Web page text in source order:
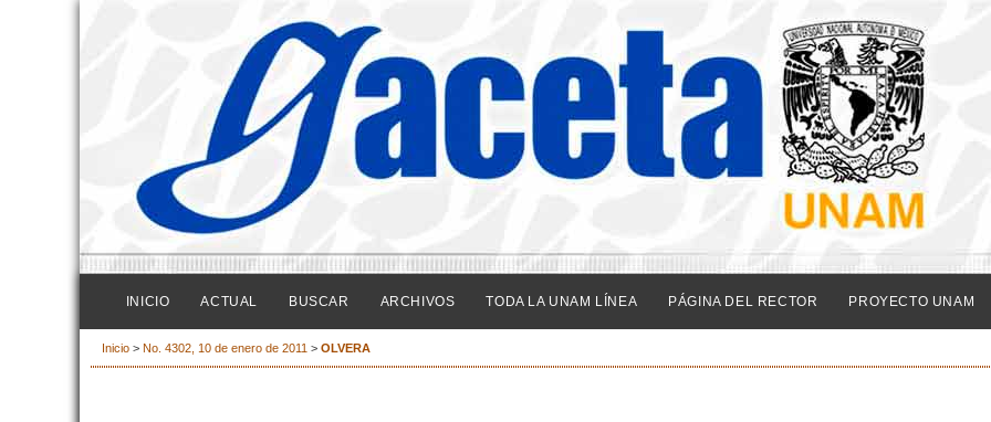
INICIO ACTUAL BUSCAR ARCHIVOS TODA LA UNAM LÍNEA PÁGINA DEL RECTOR PROYECTO UNAM
Inicio > No. 4302, 10 de enero de 2011 > OLVERA